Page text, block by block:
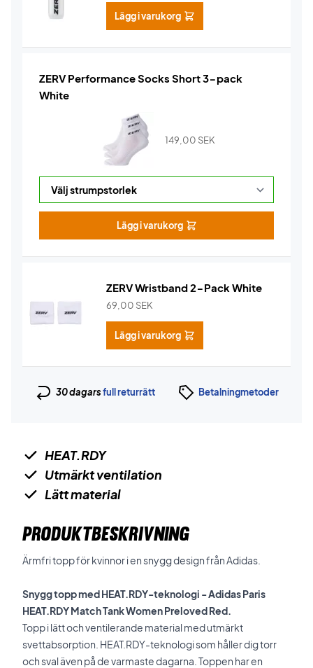
Lägg i varukorg
ZERV Performance Socks Short 3-pack
White
149,00 SEK
Lägg i varukorg
ZERV Wristband 2-Pack White
69,00 SEK
Lägg i varukorg
30 dagarsfull returrätt Betalningmetoder
HEAT.RDY
Utmärkt ventilation
Lätt material
PRODUKTBESKRIVNING
Ärmfri topp för kvinnor i en snygg design från Adidas.
Snygg topp med HEAT.RDY-teknologi - Adidas Paris
HEAT.RDY Match Tank Women Preloved Red.
Topp i lätt och ventilerande material med utmärkt
svettabsorption. HEAT.RDY-teknologi som håller dig torr
och sval även på de varmaste dagarna. Toppen har en